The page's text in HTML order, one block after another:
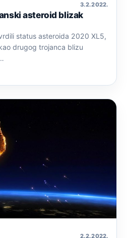
3. 2. 2022.
asteroid blizak
status asteroida 2020 XL5,
drugog trojanca blizu
2. 2. 2022.